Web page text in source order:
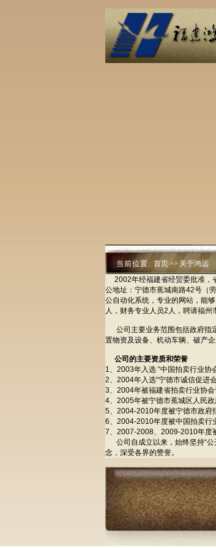
当前位置: 首页>> 关于鸿远
2002年经福建省经贸委批准，
公地址：宁德市蕉城南路42号（
公自动化系统，专业的网站，能
人，财务专业人员2人，聘请福州
公司主要业务范围包括政府指
置物资及设备、机动车辆、破产
公司的主要资质和荣誉
1、2003年入选 “中国拍卖行业协
2、2004年入选“宁德市诚信促进会
3、2004年被福建省拍卖行业协会
4、2005年被宁德市蕉城区人民政
5、2004-2010年度被宁德市政府
6、2004-2010年度被中国拍卖行
7、2007-2008、2009-2010年度
公司自成立以来，始终坚持“公
念，深受各界的赞誉。